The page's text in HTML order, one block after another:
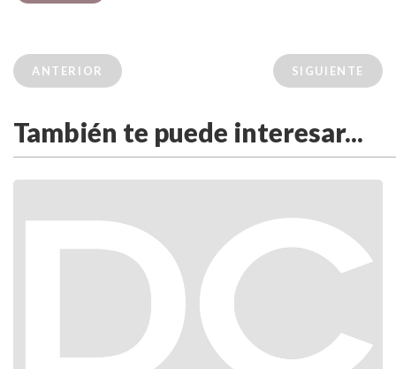
ANTERIOR SIGUIENTE
También te puede interesar...